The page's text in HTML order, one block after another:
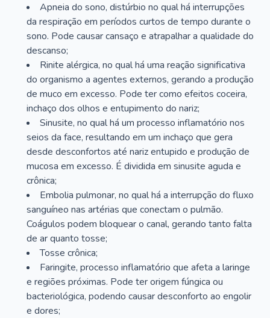
Apneia do sono, distúrbio no qual há interrupções
da respiração em períodos curtos de tempo durante o
sono. Pode causar cansaço e atrapalhar a qualidade do
descanso;
Rinite alérgica, no qual há uma reação significativa
do organismo a agentes externos, gerando a produção
de muco em excesso. Pode ter como efeitos coceira,
inchaço dos olhos e entupimento do nariz;
Sinusite, no qual há um processo inflamatório nos
seios da face, resultando em um inchaço que gera
desde desconfortos até nariz entupido e produção de
mucosa em excesso. É dividida em sinusite aguda e
crônica;
Embolia pulmonar, no qual há a interrupção do fluxo
sanguíneo nas artérias que conectam o pulmão.
Coágulos podem bloquear o canal, gerando tanto falta
de ar quanto tosse;
Tosse crônica;
Faringite, processo inflamatório que afeta a laringe
e regiões próximas. Pode ter origem fúngica ou
bacteriológica, podendo causar desconforto ao engolir
e dores;